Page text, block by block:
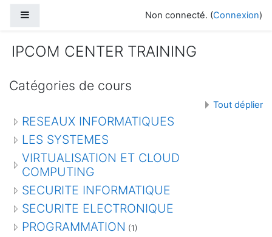
Non connecté. (Connexion)
IPCOM CENTER TRAINING
Catégories de cours
Tout déplier
RESEAUX INFORMATIQUES
LES SYSTEMES
VIRTUALISATION ET CLOUD
COMPUTING
SECURITE INFORMATIQUE
SECURITE ELECTRONIQUE
PROGRAMMATION (1)